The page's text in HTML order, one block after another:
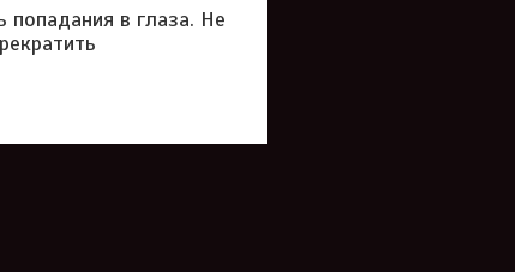
попадания в глаза. Не